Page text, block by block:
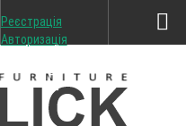
Реєстрація
Авторизація